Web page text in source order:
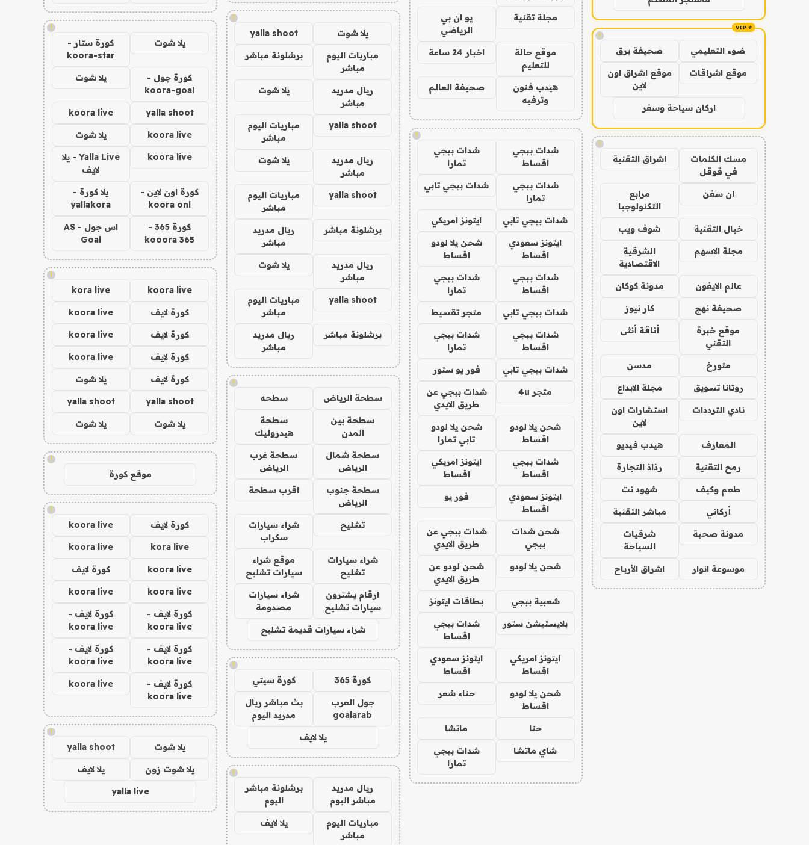
!
ضوء التعليمي صحيفة برق
موقع اشراقات
موقع اشراق اون
لاين
اركان سياحة وسفر
!
مسك الكلمات
في قوقل
اشراق التقنية
ان سفن
مرابع
التكنولوجيا
خيال التقنية شوف ويب
مجلة الاسهم
الشرقية
الاقتصادية
عالم الايفون مدونة كوكان
صحيفة نهج كار نيوز
موقع خبرة
التقني
أناقة أنثى
متورخ مدسن
روتانا تسويق مجلة الابداع
نادي الترددات
استشارات اون
لاين
المعارف هيدب فيديو
رمح التقنية رذاذ التجارة
طعم وكيف شهود نت
أركاني مباشر التقنية
مدونة صحبة
شرقيات
السياحة
موسوعة انوار اشراق الأرباح
مجلة تقنية
يو ان بي
الرياضي
موقع حالة
للتعليم
اخبار 24 ساعة
هيدب فنون
وترفيه
صحيفة العالم
!
شدات ببجي
اقساط
شدات ببجي
تمارا
شدات ببجي
تمارا
شدات ببجي تابي
شدات ببجي تابي ايتونز امريكي
ايتونز سعودي
اقساط
شحن يلا لودو
اقساط
شدات ببجي
اقساط
شدات ببجي
تمارا
شدات ببجي تابي متجر تقسيط
شدات ببجي
اقساط
شدات ببجي
تمارا
شدات ببجي تابي فور يو ستور
متجر 4u
شدات ببجي عن
طريق الايدي
شحن يلا لودو
اقساط
شحن يلا لودو
تابي تمارا
شدات ببجي
اقساط
ايتونز امريكي
اقساط
ايتونز سعودي
اقساط
فور يو
شحن شدات
ببجي
شدات ببجي عن
طريق الايدي
شحن يلا لودو
شحن لودو عن
طريق الايدي
شعبية ببجي بطاقات ايتونز
بلايستيشن ستور
شدات ببجي
اقساط
ايتونز امريكي
اقساط
ايتونز سعودي
اقساط
شحن يلا لودو
اقساط
حناء شعر
حنا ماتشا
شاي ماتشا
شدات ببجي
تمارا
!
يلا شوت yalla shoot
مباريات اليوم
مباشر
برشلونة مباشر
ريال مدريد
مباشر
يلا شوت
yalla shoot
مباريات اليوم
مباشر
ريال مدريد
مباشر
يلا شوت
yalla shoot
مباريات اليوم
مباشر
برشلونة مباشر
ريال مدريد
مباشر
ريال مدريد
مباشر
يلا شوت
yalla shoot
مباريات اليوم
مباشر
برشلونة مباشر
ريال مدريد
مباشر
!
سطحة الرياض سطحه
سطحة بين
المدن
سطحة
هيدروليك
سطحة شمال
الرياض
سطحة غرب
الرياض
سطحة جنوب
الرياض
اقرب سطحة
تشليح
شراء سيارات
سكراب
شراء سيارات
تشليح
موقع شراء
سيارات تشليح
ارقام يشترون
سيارات تشليح
شراء سيارات
مصدومة
شراء سيارات قديمة تشليح
!
كورة 365 كورة سيتي
جول العرب
goalarab
بث مباشر ريال
مدريد اليوم
يلا لايف
!
ريال مدريد
مباشر اليوم
برشلونة مباشر
اليوم
مباريات اليوم
مباشر
يلا لايف
!
يلا شوت
كورة ستار -
koora-star
كورة جول -
koora-goal
يلا شوت
yalla shoot
koora live
koora live يلا شوت
koora live
Yalla Live - يلا
لايف
كورة اون لاين -
koora onl
يلا كورة -
yallakora
كورة 365 -
kooora 365
اس جول - AS
Goal
!
koora live
kora live
كورة لايف koora live
كورة لايف koora live
كورة لايف koora live
كورة لايف يلا شوت
yalla shoot
yalla shoot
يلا شوت يلا شوت
!
موقع كورة
!
كورة لايف koora live
kora live
koora live
koora live كورة لايف
koora live
koora live
كورة لايف -
koora live
كورة لايف -
koora live
كورة لايف -
koora live
كورة لايف -
koora live
كورة لايف -
koora live
koora live
!
يلا شوت yalla shoot
يلا شوت زون يلا لايف
yalla live